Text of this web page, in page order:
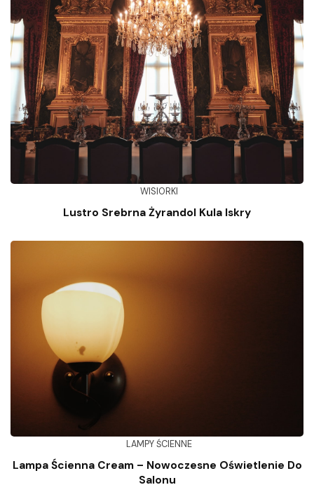
WISIORKI
Lustro Srebrna Żyrandol Kula Iskry
LAMPY ŚCIENNE
Lampa Ścienna Cream – Nowoczesne Oświetlenie Do
Salonu